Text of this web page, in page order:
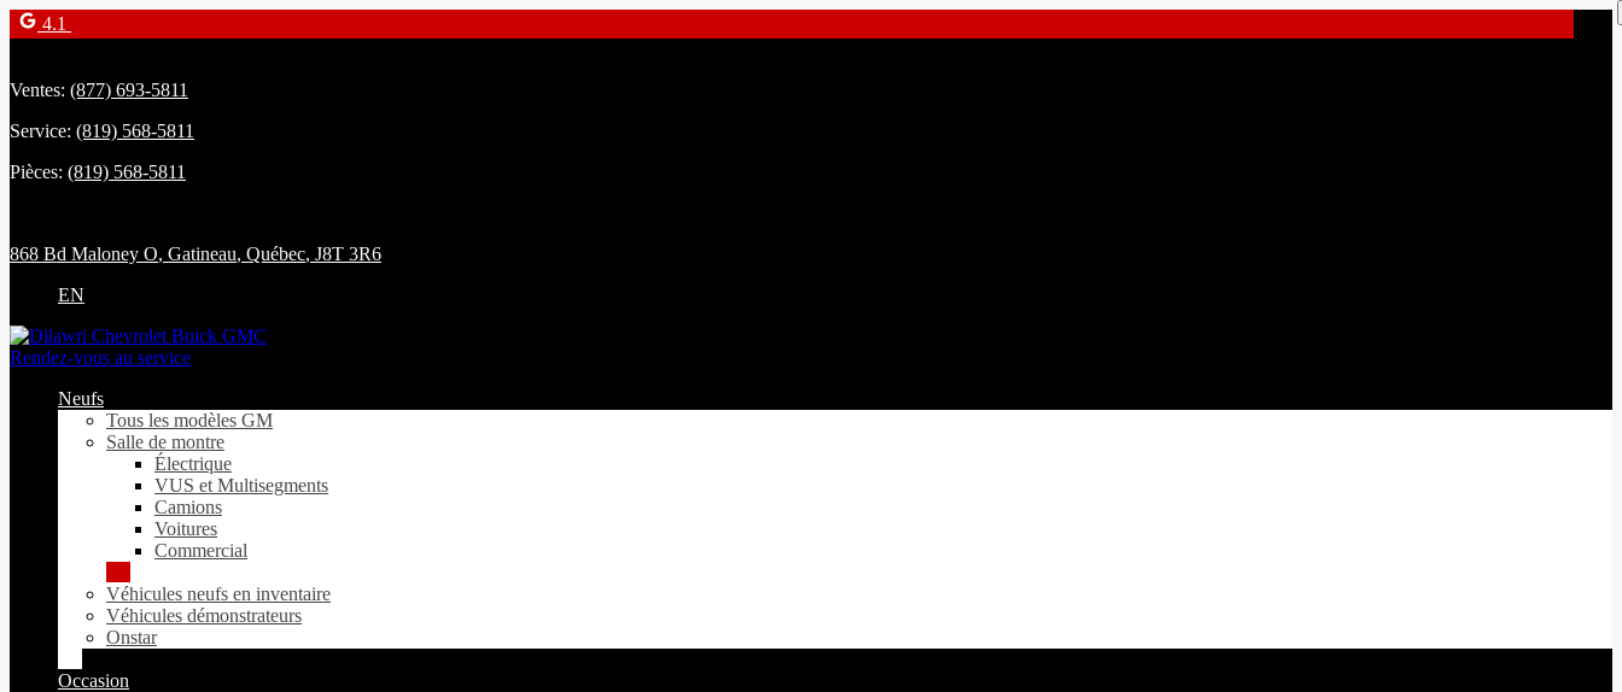
4.1
Ventes: (877) 693-5811
Service: (819) 568-5811
Pièces: (819) 568-5811
868 Bd Maloney O, Gatineau, Québec, J8T 3R6
EN
Rendez-vous au service
Neufs
Tous les modèles GM
Salle de montre
Électrique
VUS et Multisegments
Camions
Voitures
Commercial
Véhicules neufs en inventaire
Véhicules démonstrateurs
Onstar
Occasion